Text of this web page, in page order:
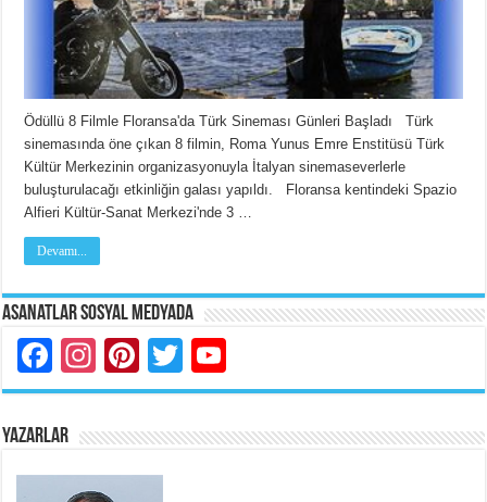
Ödüllü 8 Filmle Floransa'da Türk Sineması Günleri Başladı Türk
sinemasında öne çıkan 8 filmin, Roma Yunus Emre Enstitüsü Türk
Kültür Merkezinin organizasyonuyla İtalyan sinemaseverlerle
buluşturulacağı etkinliğin galası yapıldı. Floransa kentindeki Spazio
Alfieri Kültür-Sanat Merkezi'nde 3 …
Devamı...
Asanatlar Sosyal Medyada
Facebook
Instagram
Pinterest
Twitter
YAZARLAR